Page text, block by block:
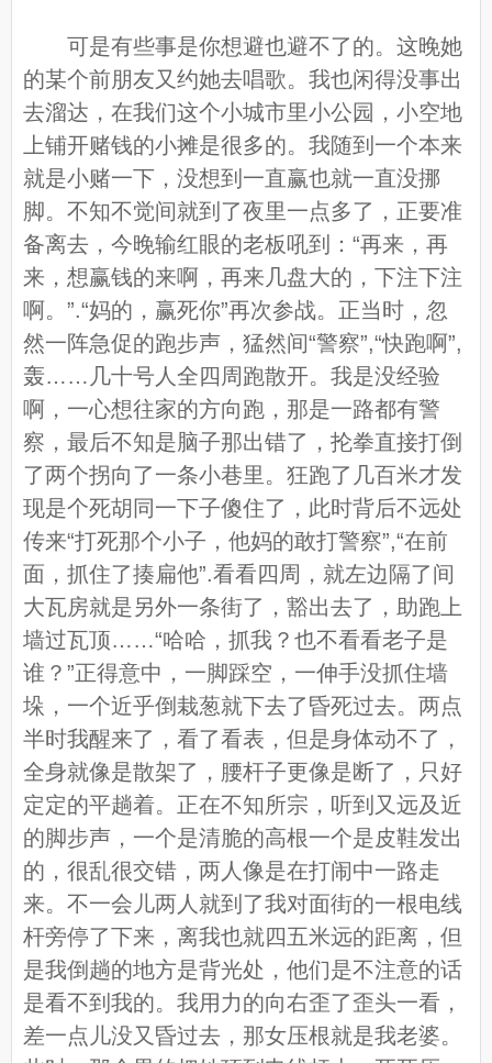
可是有些事是你想避也避不了的。这晚她
的某个前朋友又约她去唱歌。我也闲得没事出
去溜达，在我们这个小城市里小公园，小空地
上铺开赌钱的小摊是很多的。我随到一个本来
就是小赌一下，没想到一直赢也就一直没挪
脚。不知不觉间就到了夜里一点多了，正要准
备离去，今晚输红眼的老板吼到：“再来，再
来，想赢钱的来啊，再来几盘大的，下注下注
啊。”.“妈的，赢死你”再次参战。正当时，忽
然一阵急促的跑步声，猛然间“警察”,“快跑啊”,
轰……几十号人全四周跑散开。我是没经验
啊，一心想往家的方向跑，那是一路都有警
察，最后不知是脑子那出错了，抡拳直接打倒
了两个拐向了一条小巷里。狂跑了几百米才发
现是个死胡同一下子傻住了，此时背后不远处
传来“打死那个小子，他妈的敢打警察”,“在前
面，抓住了揍扁他”.看看四周，就左边隔了间
大瓦房就是另外一条街了，豁出去了，助跑上
墙过瓦顶……“哈哈，抓我？也不看看老子是
谁？”正得意中，一脚踩空，一伸手没抓住墙
垛，一个近乎倒栽葱就下去了昏死过去。两点
半时我醒来了，看了看表，但是身体动不了，
全身就像是散架了，腰杆子更像是断了，只好
定定的平趟着。正在不知所宗，听到又远及近
的脚步声，一个是清脆的高根一个是皮鞋发出
的，很乱很交错，两人像是在打闹中一路走
来。不一会儿两人就到了我对面街的一根电线
杆旁停了下来，离我也就四五米远的距离，但
是我倒趟的地方是背光处，他们是不注意的话
是看不到我的。我用力的向右歪了歪头一看，
差一点儿没又昏过去，那女压根就是我老婆。